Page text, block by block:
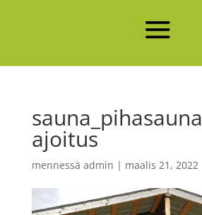
ajoitus
mennessä admin | maalis 21, 2022